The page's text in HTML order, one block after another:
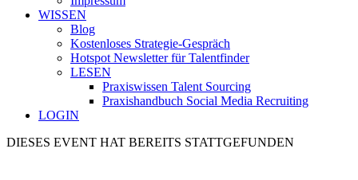
WISSEN
Blog
Kostenloses Strategie-Gespräch
Hotspot Newsletter für Talentfinder
LESEN
Praxiswissen Talent Sourcing
Praxishandbuch Social Media Recruiting
LOGIN
DIESES EVENT HAT BEREITS STATTGEFUNDEN